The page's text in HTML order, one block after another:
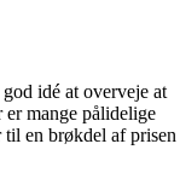
idé at overveje at
mange pålidelige
en brøkdel af prisen